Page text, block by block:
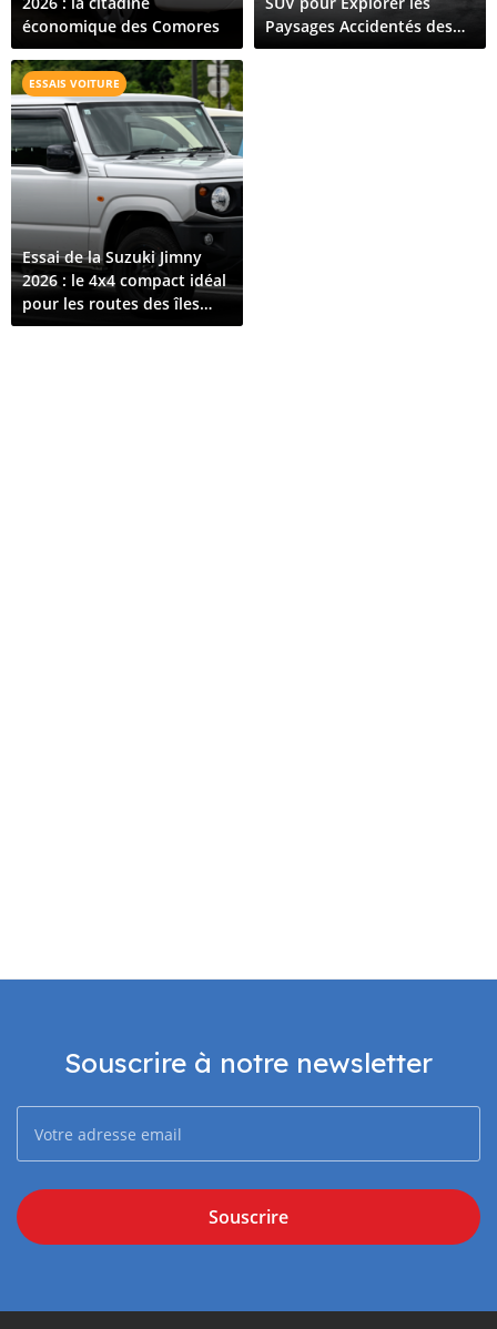
économique des Comores
Paysages Accidentés des
Comores
ESSAIS VOITURE
Essai de la Suzuki Jimny
2026 : le 4x4 compact idéal
pour les routes des îles
Comores
Souscrire à notre newsletter
Souscrire